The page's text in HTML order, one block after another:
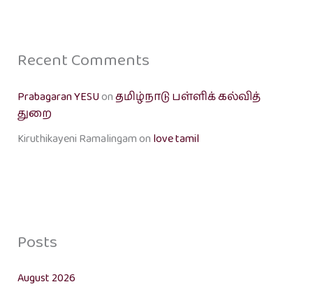
Recent Comments
Prabagaran YESUonதமிழ்நாடு பள்ளிக் கல்வித்
துறை
Kiruthikayeni Ramalingamon love tamil
Posts
August 2026